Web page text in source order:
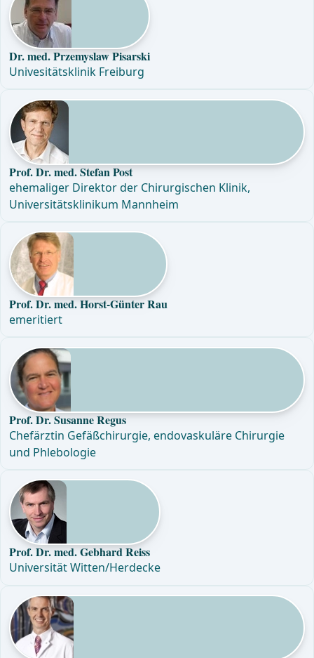
Dr. med. Przemyslaw Pisarski
Univesitätsklinik Freiburg
Prof. Dr. med. Stefan Post
ehemaliger Direktor der Chirurgischen Klinik,
Universitätsklinikum Mannheim
Prof. Dr. med. Horst-Günter Rau
emeritiert
Prof. Dr. Susanne Regus
Chefärztin Gefäßchirurgie, endovaskuläre Chirurgie
und Phlebologie
Prof. Dr. med. Gebhard Reiss
Universität Witten/Herdecke